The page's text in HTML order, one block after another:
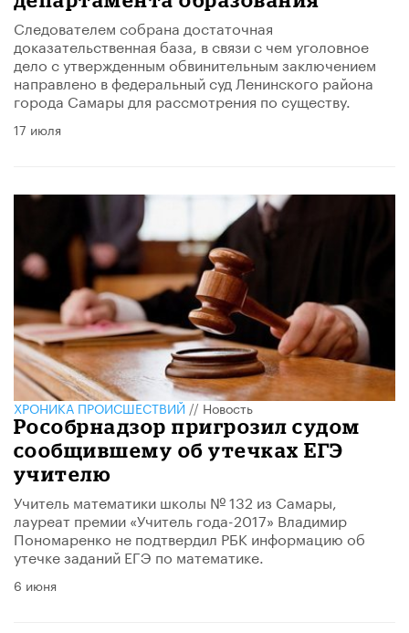
Следователем собрана достаточная
доказательственная база, в связи с чем уголовное
дело с утвержденным обвинительным заключением
направлено в федеральный суд Ленинского района
города Самары для рассмотрения по существу.​
17 июля
ХРОНИКА ПРОИСШЕСТВИЙ//Новость
Рособрнадзор пригрозил судом
сообщившему об утечках ЕГЭ
учителю
Учитель математики школы № 132 из Самары,
лауреат премии «Учитель года-2017» Владимир
Пономаренко не подтвердил РБК информацию об
утечке заданий ЕГЭ по математике.
6 июня